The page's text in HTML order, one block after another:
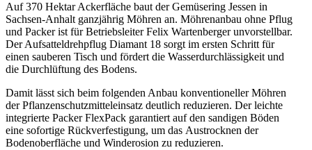
Auf 370 Hektar Ackerfläche baut der Gemüsering Jessen in
Sachsen-Anhalt ganzjährig Möhren an. Möhrenanbau ohne Pflug
und Packer ist für Betriebsleiter Felix Wartenberger unvorstellbar.
Der Aufsatteldrehpflug Diamant 18 sorgt im ersten Schritt für
einen sauberen Tisch und fördert die Wasserdurchlässigkeit und
die Durchlüftung des Bodens.
Damit lässt sich beim folgenden Anbau konventioneller Möhren
der Pflanzenschutzmitteleinsatz deutlich reduzieren. Der leichte
integrierte Packer FlexPack garantiert auf den sandigen Böden
eine sofortige Rückverfestigung, um das Austrocknen der
Bodenoberfläche und Winderosion zu reduzieren.